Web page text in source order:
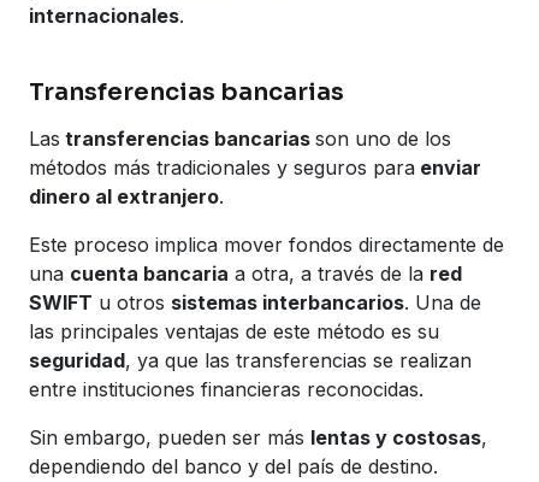
internacionales.
Transferencias bancarias
Las transferencias bancarias son uno de los
métodos más tradicionales y seguros para enviar
dinero al extranjero.
Este proceso implica mover fondos directamente de
una cuenta bancaria a otra, a través de la red
SWIFT u otros sistemas interbancarios. Una de
las principales ventajas de este método es su
seguridad, ya que las transferencias se realizan
entre instituciones financieras reconocidas.
Sin embargo, pueden ser más lentas y costosas,
dependiendo del banco y del país de destino.